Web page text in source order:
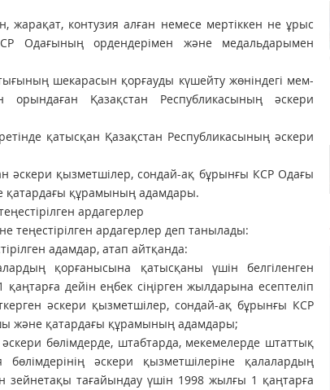
жарақат, контузия алған немесе мертіккен не ұрыс
Одағының ордендерiмен және медаль­дарымен
ше­кара­сын қорғауды күшейту жөніндегі мем­
орындаған Қазақстан Респуб­ликасының әскери
қатысқан Қазақстан Республикасының әскери
әскери қызмет­шілер, сондай-ақ бұрынғы КСР Одағы
қатардағы құрамының адамдары.
ардагерлер
ардагерлер деп танылады:
адам­дар, атап айтқанда:
қорғанысына қатысқаны үшін белгiленген
дейiн еңбек сіңірген жылдарына есептеліп
әскери қызметшiлер, сондай-ақ бұрынғы КСР
және қатардағы құрамының адамдары;
бөлiмдерде, штабтарда, мекемелерде штаттық
әскери қыз­мет­шіле­ріне қалалардың
зейнетақы тағайындау үшiн 1998 жылғы 1 қаңтарға